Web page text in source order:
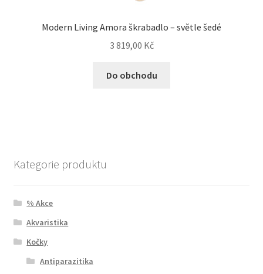
Modern Living Amora škrabadlo – světle šedé
3 819,00 Kč
Do obchodu
Kategorie produktu
% Akce
Akvaristika
Kočky
Antiparazitika